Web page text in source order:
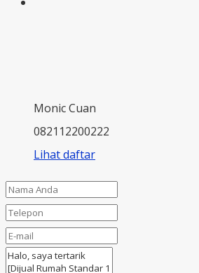
Monic Cuan
082112200222
Lihat daftar